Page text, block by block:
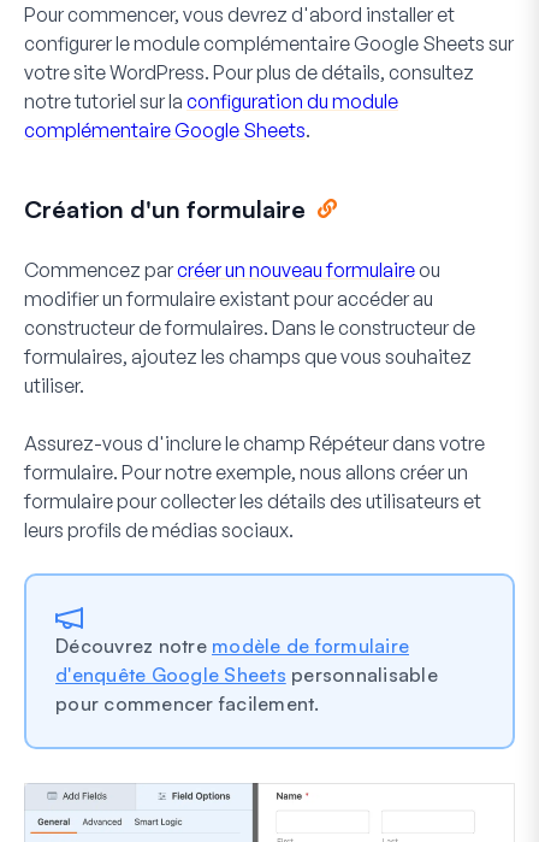
Pour commencer, vous devrez d'abord installer et
configurer le module complémentaire Google Sheets sur
votre site WordPress. Pour plus de détails, consultez
notre tutoriel sur la configuration du module
complémentaire Google Sheets.
Création d'un formulaire
Commencez parcréer un nouveau formulaireou
modifier un formulaire existant pour accéder au
constructeur de formulaires. Dans le constructeur de
formulaires, ajoutez les champs que vous souhaitez
utiliser.
Assurez-vous d'inclure le champ Répéteur dans votre
formulaire. Pour notre exemple, nous allons créer un
formulaire pour collecter les détails des utilisateurs et
leurs profils de médias sociaux.
Découvrez notre modèle de formulaire
d'enquête Google Sheets personnalisable
pour commencer facilement.